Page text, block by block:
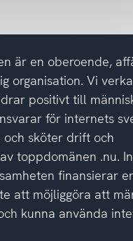
är en oberoende,
organisation. Vi
positivt till
för internets
sköter drift och
toppdomänen .nu.
finansierar
att möjliggöra att
kunna använda